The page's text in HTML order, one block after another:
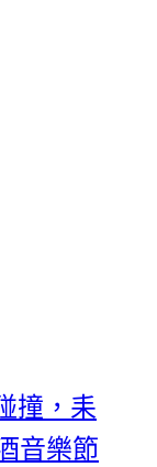
撞，耒
音樂節